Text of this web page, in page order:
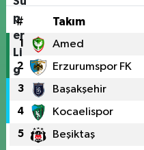
# Takım
1 Amed
2 Erzurumspor FK
3 Başakşehir
4 Kocaelispor
5 Beşiktaş